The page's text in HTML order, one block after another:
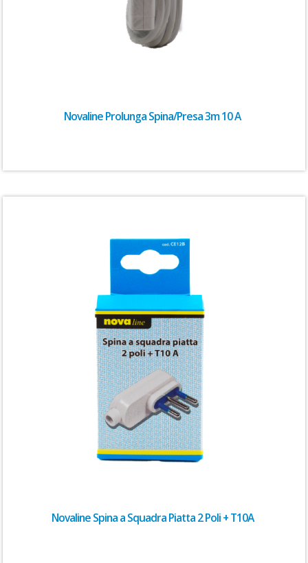
Novaline Prolunga Spina/Presa 3m 10 A
Novaline Spina a Squadra Piatta 2 Poli + T10A